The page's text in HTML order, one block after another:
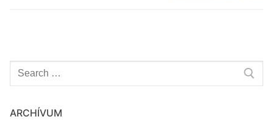
Keresése:
ARCHÍVUM